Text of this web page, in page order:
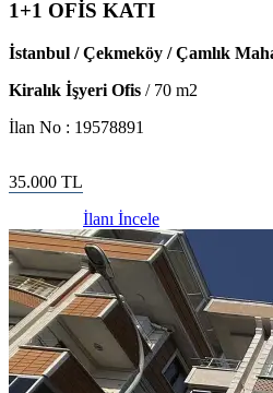
1+1 OFİS KATI
İstanbul / Çekmeköy / Çamlık
Kiralık İşyeri Ofis / 70 m2
İlan No : 19578891
35.000 TL
İlanı İncele